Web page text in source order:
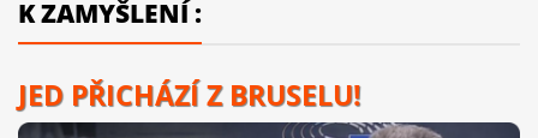
K ZAMYŠLENÍ :
JED PŘICHÁZÍ Z BRUSELU!